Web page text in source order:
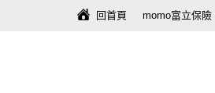
回首頁 momo富立保險